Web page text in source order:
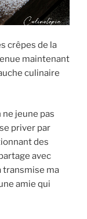
crêpes de la
maintenant
culinaire
ne jeune pas
priver par
des
avec
transmise ma
amie qui